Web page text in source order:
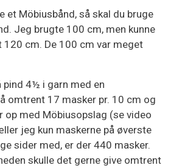
et Möbiusbånd, så skal du bruge
Jeg brugte 100 cm, men kunne
120 cm. De 100 cm var meget
pind 4½ i garn med en
omtrent 17 masker pr. 10 cm og
op med Möbiusopslag (se video
jeg kun maskerne på øverste
sider med, er der 440 masker.
skulle det gerne give omtrent